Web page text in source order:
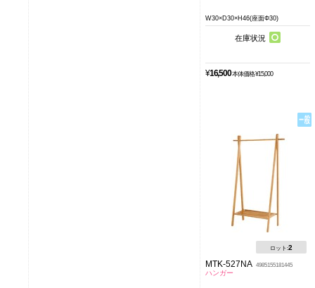
W30×D30×H46(座面Φ30)
在庫状況
¥16,500 本体価格 ¥15,000
ロット:2
MTK-527NA 4985155181445
ハンガー